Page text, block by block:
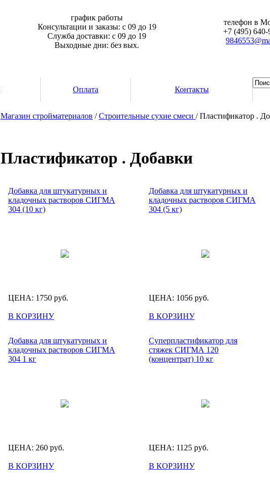
график работы
Консультации и заказы: с 09 до 19
Служба доставки: с 09 до 19
Выходные дни: без вых.
телефон в
+7 (495) 640-
Оплата Контакты
Магазин стройматериалов /Строительные сухие смеси / Пластификатор .
Пластификатор . Добавки
Добавка для штукатурных и
кладочных растворов СИГМА
304 (10 кг)
ЦЕНА: 1750 руб.
В КОРЗИНУ
Добавка для штукатурных и
кладочных растворов СИГМА
304 (5 кг)
ЦЕНА: 1056 руб.
В КОРЗИНУ
Добавка для штукатурных и
кладочных растворов СИГМА
304 1 кг
ЦЕНА: 260 руб.
В КОРЗИНУ
Суперпластификатор для
стяжек СИГМА 120
(концентрат) 10 кг
ЦЕНА: 1125 руб.
В КОРЗИНУ